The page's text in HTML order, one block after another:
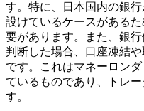
す。特に、日本国内の銀
設けているケースがある
要があります。また、銀
判断した場合、口座凍結
です。これはマネーロン
ているものであり、トレ
す。